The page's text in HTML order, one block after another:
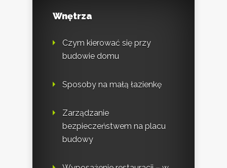
Wnętrza
Czym kierować się przy
budowie domu
Sposoby na małą łazienkę
Zarządzanie
bezpieczeństwem na placu
budowy